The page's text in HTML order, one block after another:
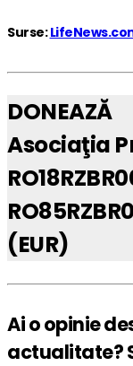
Surse:
DONEAZĂ
Asociaţia
(EUR)
Ai o opinie
actualitate?